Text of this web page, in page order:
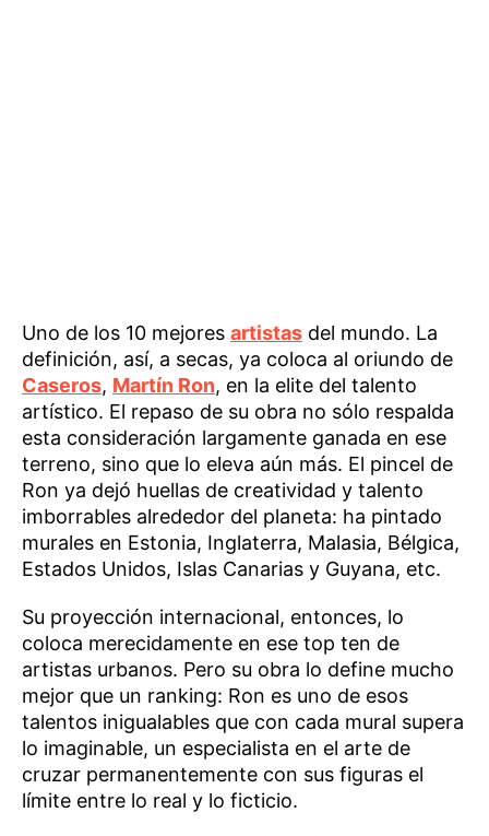
Uno de los 10 mejores artistas del mundo. La
definición, así, a secas, ya coloca al oriundo de
Caseros, Martín Ron, en la elite del talento
artístico. El repaso de su obra no sólo respalda
esta consideración largamente ganada en ese
terreno, sino que lo eleva aún más. El pincel de
Ron ya dejó huellas de creatividad y talento
imborrables alrededor del planeta: ha pintado
murales en Estonia, Inglaterra, Malasia, Bélgica,
Estados Unidos, Islas Canarias y Guyana, etc.
Su proyección internacional, entonces, lo
coloca merecidamente en ese top ten de
artistas urbanos. Pero su obra lo define mucho
mejor que un ranking: Ron es uno de esos
talentos inigualables que con cada mural supera
lo imaginable, un especialista en el arte de
cruzar permanentemente con sus figuras el
límite entre lo real y lo ficticio.